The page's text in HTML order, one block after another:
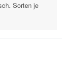
Sorten je